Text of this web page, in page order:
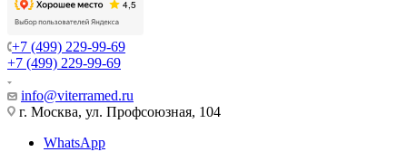
+7 (499) 229-99-69
+7 (499) 229-99-69
info@viterramed.ru
г. Москва, ул. Профсоюзная, 104
WhatsApp